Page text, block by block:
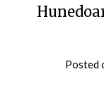
Posted